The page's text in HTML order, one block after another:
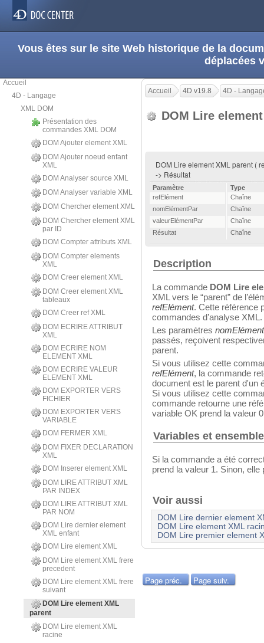
Vous êtes sur le site Web historique de la
déplacées
Accueil
4D - Langage
XML DOM
Présentation des
commandes XML DOM
DOM Ajouter element XML
DOM Ajouter noeud enfant
XML
DOM Analyser source XML
DOM Analyser variable XML
DOM Chercher element XML
DOM Chercher element XML
par ID
DOM Compter attributs XML
DOM Compter elements
XML
DOM Creer element XML
DOM Creer element XML
tableaux
DOM Creer ref XML
DOM ECRIRE ATTRIBUT
XML
DOM ECRIRE NOM
ELEMENT XML
DOM ECRIRE VALEUR
ELEMENT XML
DOM EXPORTER VERS
FICHIER
DOM EXPORTER VERS
VARIABLE
DOM FERMER XML
DOM FIXER DECLARATION
XML
DOM Inserer element XML
DOM LIRE ATTRIBUT XML
PAR INDEX
DOM LIRE ATTRIBUT XML
PAR NOM
DOM Lire dernier element
XML enfant
DOM Lire element XML
DOM Lire element XML frere
precedent
DOM Lire element XML frere
suivant
DOM Lire element XML
parent
DOM Lire element XML
racine
Accueil 4D v19.8 4D -
DOM Lire
DOM Lire element XML parent (
-> Résultat
Paramètre
Type
refElément
Chaîne
nomElémentPar
Chaîne
valeurElémentPar
Chaîne
Résultat
Chaîne
Description
La commande DOM Lire
XML vers le “parent” de
refElément. Cette référence
commandes d’analyse XML.
Les paramètres
passés, reçoivent
parent.
Si vous utilisez cette
refElément, la commande
document est le parent d'un
Si vous utilisez cette
commande retourne une
variable OK prend la valeur
Variables et
Si la commande a été
prend la valeur 1. Sinon, elle
Voir aussi
DOM Lire dernier element
DOM Lire element XML
DOM Lire premier element
Page préc. Page suiv.